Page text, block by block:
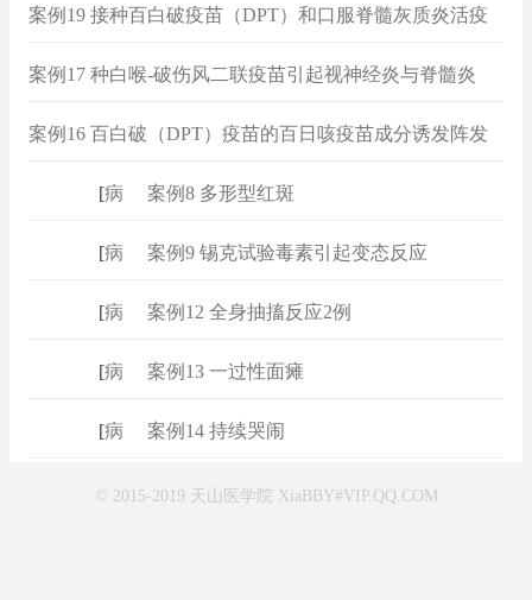
案例19 接种百白破疫苗（DPT）和口服脊髓灰质炎活疫
案例17 种白喉-破伤风二联疫苗引起视神经炎与脊髓炎
案例16 百白破（DPT）疫苗的百日咳疫苗成分诱发阵发
病例 案例8 多形型红斑
病例 案例9 锡克试验毒素引起变态反应
病例 案例12 全身抽搐反应2例
病例 案例13 一过性面瘫
病例 案例14 持续哭闹
© 2015-2019 天山医学院 XiaBBY#VIP.QQ.COM